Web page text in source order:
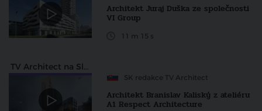
Architekt Juraj Duška ze společnosti
VI Group
11 m 15 s
TV Architect na Slovensku
SK redakce TV Architect
Architekt Branislav Kaliský z ateliéru
A1 Respect Architecture